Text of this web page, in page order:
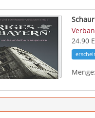
24.90
Menge: